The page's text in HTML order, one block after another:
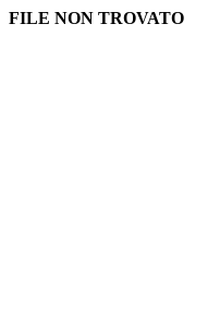
FILE NON TROVATO